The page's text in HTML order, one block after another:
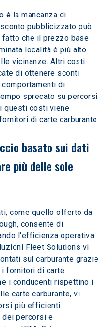
è la mancanza di
pubblicizzato può
che il prezzo base
località è più alto
vicinanze. Altri costi
di ottenere sconti
di
sprecato su percorsi
questi costi viene
di carte carburante.
basato sui dati
più delle sole
come quello offerto da
consente di
l'efficienza operativa
Fleet Solutions vi
sul carburante grazie
i fornitori di carte
i conducenti rispettino i
carte carburante, vi
più efficienti
percorsi e